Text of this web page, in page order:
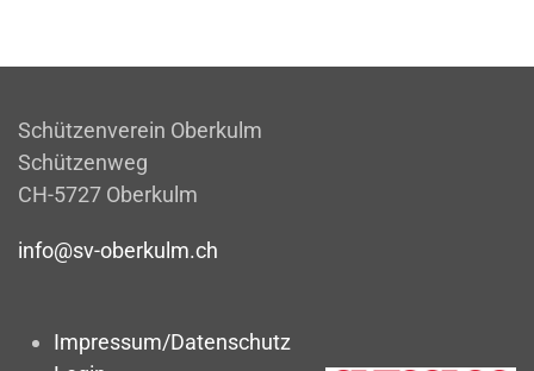
Schützenverein Oberkulm
Schützenweg
CH-5727 Oberkulm
info@sv-oberkulm.ch
Impressum/Datenschutz